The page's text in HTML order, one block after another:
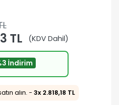
TL (KDV Dahil)
İndirim
alın. - 3x 2.818,18 TL